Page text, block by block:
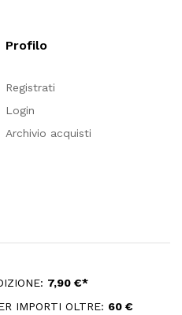
Profilo
Registrati
Login
Archivio acquisti
7,90 €*
IMPORTI OLTRE: 60 €